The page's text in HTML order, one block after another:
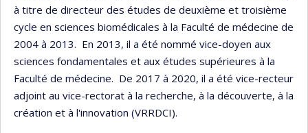
à titre de directeur des études de deuxième et troisième
cycle en sciences biomédicales à la Faculté de médecine de
2004 à 2013. En 2013, il a été nommé vice-doyen aux
sciences fondamentales et aux études supérieures à la
Faculté de médecine. De 2017 à 2020, il a été vice-recteur
adjoint au vice-rectorat à la recherche, à la découverte, à la
création et à l'innovation (VRRDCI).